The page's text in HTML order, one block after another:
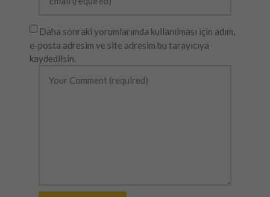
Daha sonraki yorumlarımda kullanılması için adım,
e-posta adresim ve site adresim bu tarayıcıya
kaydedilsin.